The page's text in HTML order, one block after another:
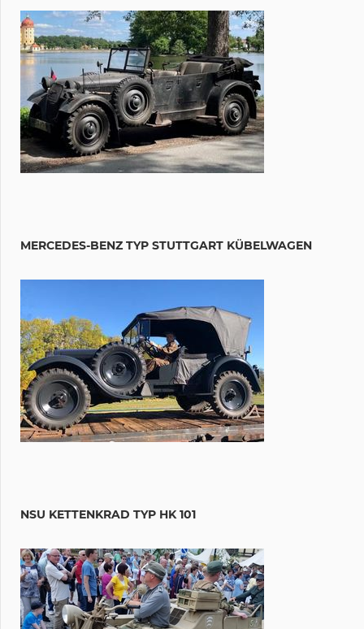
MERCEDES-BENZ TYP STUTTGART KÜBELWAGEN
NSU KETTENKRAD TYP HK 101